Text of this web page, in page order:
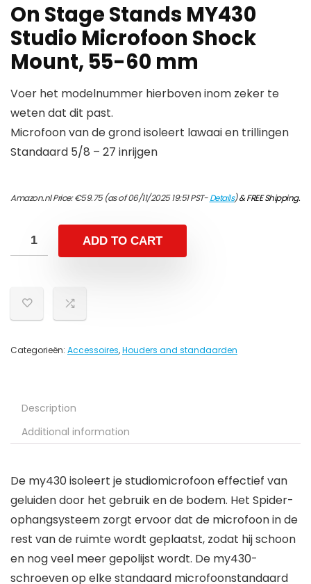
On Stage Stands MY430
Studio Microfoon Shock
Mount, 55-60 mm
Voer het modelnummer hierboven inom zeker te
weten dat dit past.
Microfoon van de grond isoleert lawaai en trillingen
Standaard 5/8 – 27 inrijgen
Amazon.nl Price:€59.75(as of 06/11/2025 19:51 PST-Details)&FREE Shipping.
ADD TO CART
Categorieën: Accessoires,Houders and standaarden
Description
Additional information
De my430 isoleert je studiomicrofoon effectief van
geluiden door het gebruik en de bodem. Het Spider-
ophangsysteem zorgt ervoor dat de microfoon in de
rest van de ruimte wordt geplaatst, zodat hij schoon
en nog veel meer gepolijst wordt. De my430-
schroeven op elke standaard microfoonstandaard